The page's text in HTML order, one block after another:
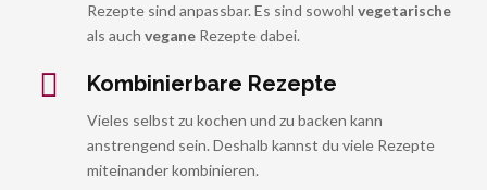
Rezepte sind anpassbar. Es sind sowohl vegetarische
als auch vegane Rezepte dabei.
Kombinierbare Rezepte
Vieles selbst zu kochen und zu backen kann
anstrengend sein. Deshalb kannst du viele Rezepte
miteinander kombinieren.